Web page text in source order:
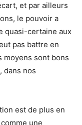
et par ailleurs
le pouvoir a
quasi-certaine aux
pas battre en
moyens sont bons
dans nos
est de plus en
une